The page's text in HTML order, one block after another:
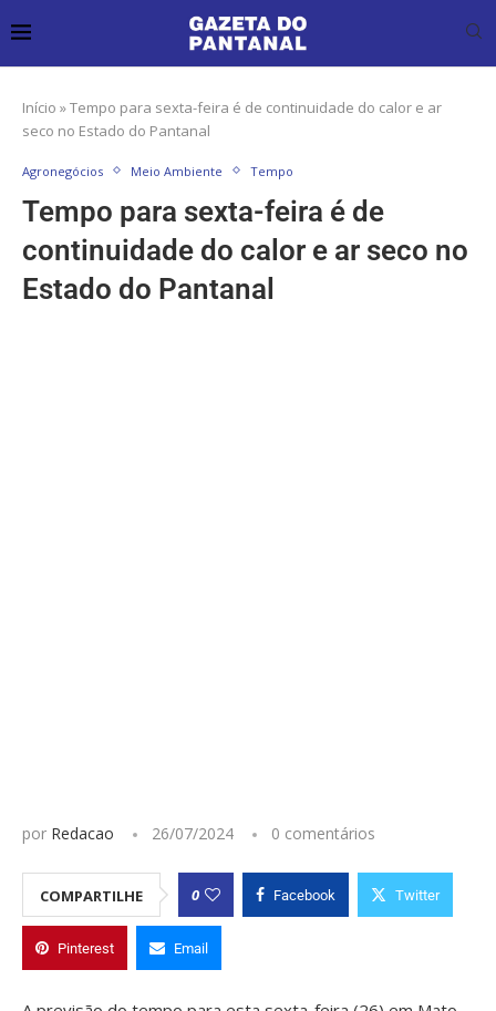
Início »Tempo para sexta-feira é de continuidade do calor e ar
seco no Estado do Pantanal
Agronegócios Meio Ambiente Tempo
Tempo para sexta-feira é de
continuidade do calor e ar seco no
Estado do Pantanal
por Redacao 26/07/2024 0 comentários
COMPARTILHE 0 Facebook Twitter
Pinterest Email